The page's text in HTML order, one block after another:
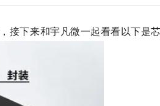
下来和宇凡微一起看看以下是